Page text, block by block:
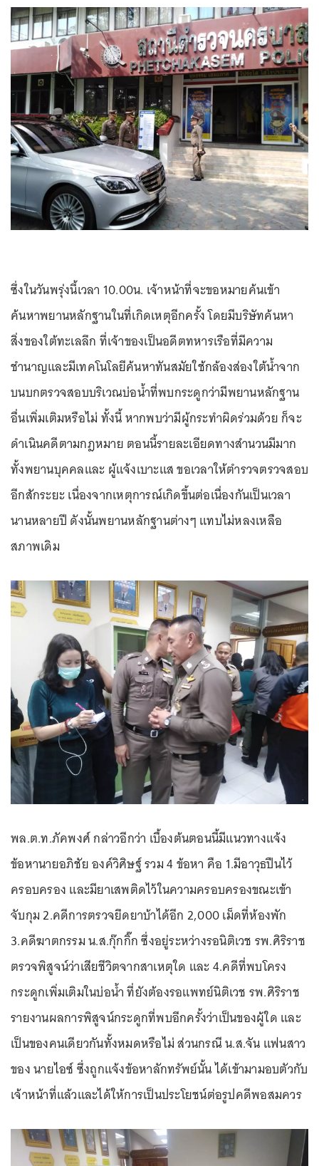
ซึ่งในวันพรุ่งนี้เวลา 10.00น. เจ้าหน้าที่จะขอหมายค้นเข้า
ค้นหาพยานหลักฐานในที่เกิดเหตุอีกครั้ง โดยมีบริษัทค้นหา
สิ่งของใต้ทะเลลึก ที่เจ้าของเป็นอดีตทหารเรือที่มีความ
ชำนาญและมีเทคโนโลยีค้นหาทันสมัยใช้กล้องส่องใต้น้ำจาก
บนบกตรวจสอบบริเวณบ่อน้ำที่พบกระดูกว่ามีพยานหลักฐาน
อื่นเพิ่มเติมหรือไม่ ทั้งนี้ หากพบว่ามีผู้กระทำผิดร่วมด้วย ก็จะ
ดำเนินคดีตามกฎหมาย ตอนนี้รายละเอียดทางสำนวนมีมาก
ทั้งพยานบุคคลและ ผู้แจ้งเบาะแส ขอเวลาให้ตำรวจตรวจสอบ
อีกสักระยะ เนื่องจากเหตุการณ์เกิดขึ้นต่อเนื่องกันเป็นเวลา
นานหลายปี ดังนั้นพยานหลักฐานต่างๆ แทบไม่หลงเหลือ
สภาพเดิม
พล.ต.ท.ภัคพงศ์ กล่าวอีกว่า เบื้องต้นตอนนี้มีแนวทางแจ้ง
ข้อหานายอภิชัย องค์วิศิษฐ์ รวม 4 ข้อหา คือ 1.มีอาวุธปืนไว้
ครอบครอง และมียาเสพติดไว้ในความครอบครองขณะเข้า
จับกุม 2.คดีการตรวจยึดยาบ้าได้อีก 2,000 เม็ดที่ห้องพัก
3.คดีฆาตกรรม น.ส.กุ๊กกิ๊ก ซึ่งอยู่ระหว่างรอนิติเวช รพ.ศิริราช
ตรวจพิสูจน์ว่าเสียชีวิตจากสาเหตุใด และ 4.คดีที่พบโครง
กระดูกเพิ่มเติมในบ่อน้ำ ที่ยังต้องรอแพทย์นิติเวช รพ.ศิริราช
รายงานผลการพิสูจน์กระดูกที่พบอีกครั้งว่าเป็นของผู้ใด และ
เป็นของคนเดียวกันทั้งหมดหรือไม่ ส่วนกรณี น.ส.จัน แฟนสาว
ของ นายไอซ์ ซึ่งถูกแจ้งข้อหาลักทรัพย์นั้น ได้เข้ามามอบตัวกับ
เจ้าหน้าที่แล้วและได้ให้การเป็นประโยชน์ต่อรูปคดีพอสมควร